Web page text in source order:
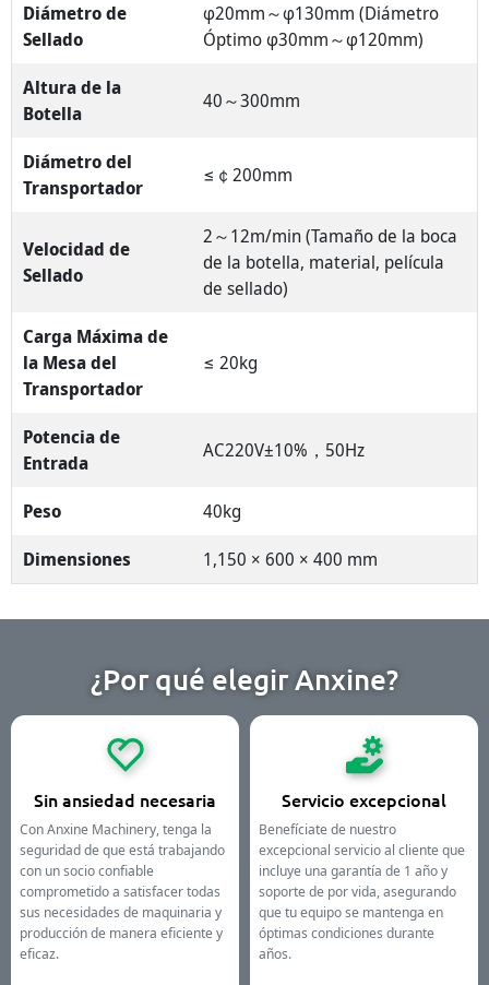
Diámetro de
Sellado
φ20mm～φ130mm (Diámetro
Óptimo φ30mm～φ120mm)
Altura de la
Botella
40～300mm
Diámetro del
Transportador
≤￠200mm
Velocidad de
Sellado
2～12m/min (Tamaño de la boca
de la botella, material, película
de sellado)
Carga Máxima de
la Mesa del
Transportador
≤ 20kg
Potencia de
Entrada
AC220V±10%，50Hz
Peso
40kg
Dimensiones
1,150 × 600 × 400 mm
¿Por qué elegir Anxine?
Sin ansiedad necesaria
Con Anxine Machinery, tenga la
seguridad de que está trabajando
con un socio confiable
comprometido a satisfacer todas
sus necesidades de maquinaria y
producción de manera eficiente y
eficaz.
Servicio excepcional
Benefíciate de nuestro
excepcional servicio al cliente que
incluye una garantía de 1 año y
soporte de por vida, asegurando
que tu equipo se mantenga en
óptimas condiciones durante
años.